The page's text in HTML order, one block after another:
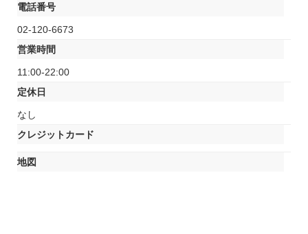
電話番号
02-120-6673
営業時間
11:00-22:00
定休日
なし
クレジットカード
地図